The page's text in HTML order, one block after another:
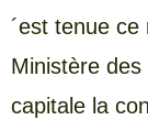
´est tenue
Ministère
capitale la